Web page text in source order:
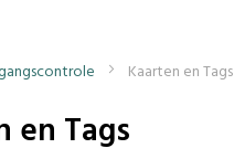
Kaarten en Tags
en Tags